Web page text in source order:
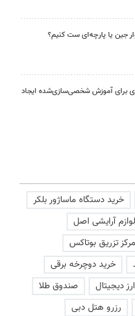
جین یا پارچه‌ای ست کنیم؟
برای آموزش شخصی‌سازی‌شده ایجاد
خرید دستگاه ماساژور بلکر
آرایشی اصل
مرکز تزریق بوتاکس
خرید دوچرخه برقی
دیجیتال
صندوق طلا
رزرو هتل دبی